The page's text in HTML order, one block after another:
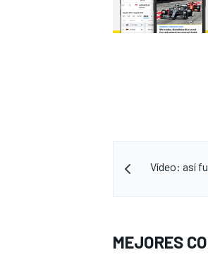
Vídeo: así
MEJORES